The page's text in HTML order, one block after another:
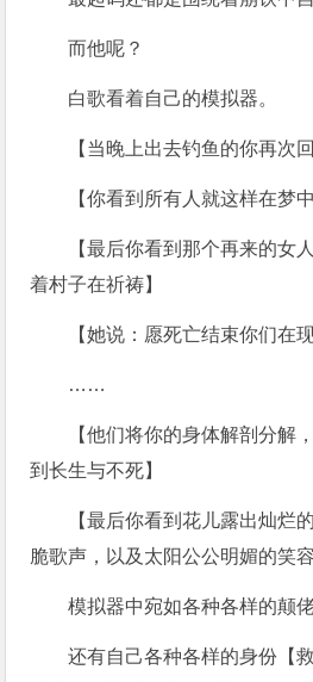
而他呢？
白歌看着自己的模拟器。
【当晚上出去钓鱼的你再次
【你看到所有人就这样在梦
【最后你看到那个再来的女
着村子在祈祷】
【她说：愿死亡结束你们在
……
【他们将你的身体解剖分解
到长生与不死】
【最后你看到花儿露出灿烂
脆歌声，以及太阳公公明媚的笑容
模拟器中宛如各种各样的颠佬
还有自己各种各样的身份【